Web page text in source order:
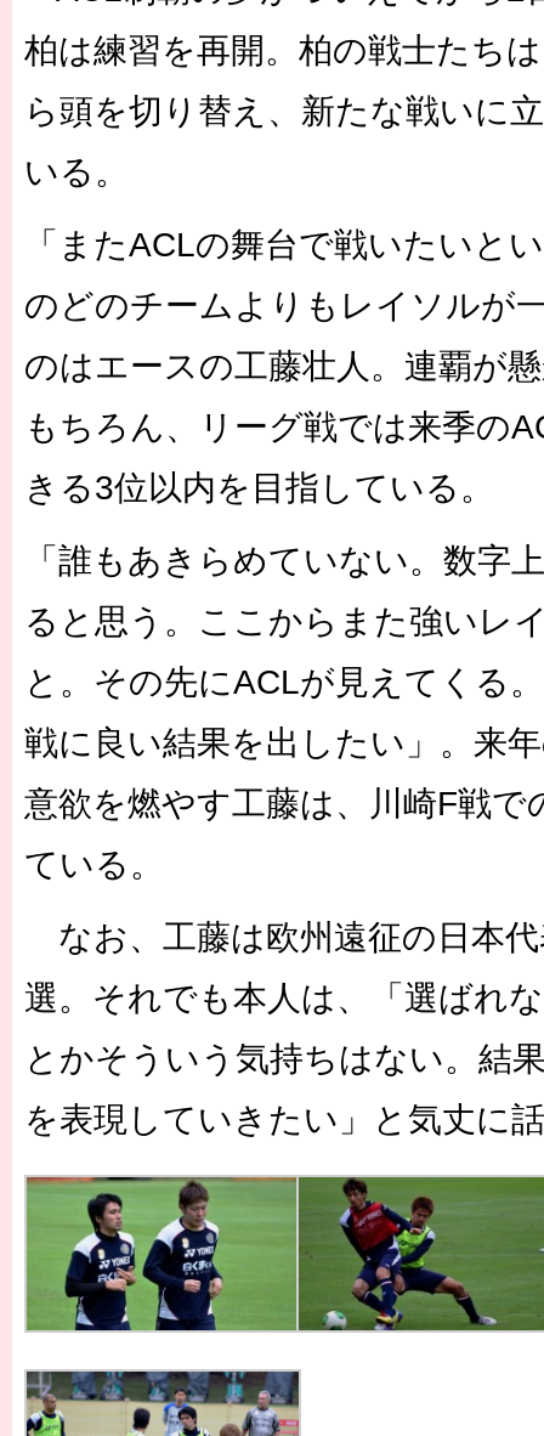
柏は練習を再開。柏の戦士たち
ら頭を切り替え、新たな戦いに
いる。
「またACLの舞台で戦いたいと
のどのチームよりもレイソルが
のはエースの工藤壮人。連覇が
もちろん、リーグ戦では来季の
きる3位以内を目指している。
「誰もあきらめていない。数字
ると思う。ここからまた強いレ
と。その先にACLが見えてくる
戦に良い結果を出したい」。来
意欲を燃やす工藤は、川崎F戦で
ている。
なお、工藤は欧州遠征の日本
選。それでも本人は、「選ばれ
とかそういう気持ちはない。結
を表現していきたい」と気丈に